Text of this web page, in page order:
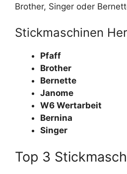
Brother, Singer oder
Stickmaschinen
Pfaff
Brother
Bernette
Janome
W6 Wertarbeit
Bernina
Singer
Top 3